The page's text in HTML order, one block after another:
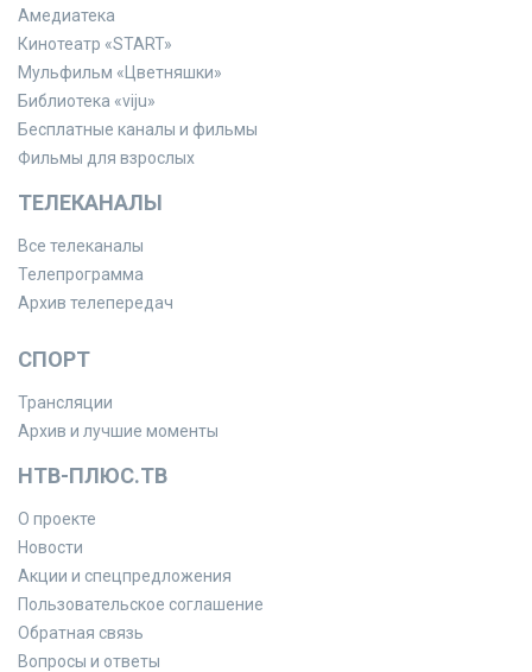
Амедиатека
Кинотеатр «START»
Мульфильм «Цветняшки»
Библиотека «viju»
Бесплатные каналы и фильмы
Фильмы для взрослых
ТЕЛЕКАНАЛЫ
Все телеканалы
Телепрограмма
Архив телепередач
СПОРТ
Трансляции
Архив и лучшие моменты
НТВ-ПЛЮС.ТВ
О проекте
Новости
Акции и спецпредложения
Пользовательское соглашение
Обратная связь
Вопросы и ответы